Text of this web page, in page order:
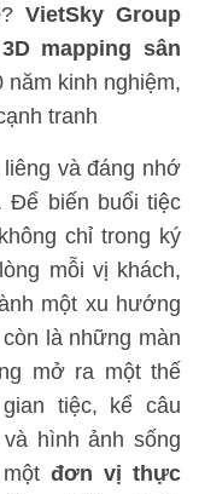
? VietSky Group
3D mapping sân
năm kinh nghiệm,
tranh
và đáng nhớ
Để biến buổi tiệc
chỉ trong ký
mỗi vị khách,
một xu hướng
là những màn
mở ra một thế
tiệc, kể câu
hình ảnh sống
mộtđơn vị thực